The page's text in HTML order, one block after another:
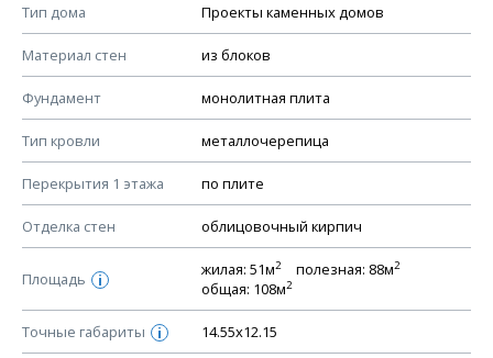
Тип дома Проекты каменных домов
Материал стен из блоков
Фундамент монолитная плита
Тип кровли металлочерепица
Перекрытия 1 этажа по плите
Отделка стен облицовочный кирпич
Площадь i
жилая: 51м2 полезная: 88м2
общая: 108м2
Точные габариты i 14.55х12.15
Смотрите советы по выбору материала в нашем
КОНСТРУКТИВНЫЕ РЕШЕНИЯ (КР)
Ведомость рабочих чертежей основного комплекта КР
План фундамента
Устройство фундамента, спецификация материалов
Планы перекрытий этажей, спецификация элементов
Устройство перекрытий
Устройство стен
Спецификация материалов стен
Схема расположения лаг чердака (если есть)